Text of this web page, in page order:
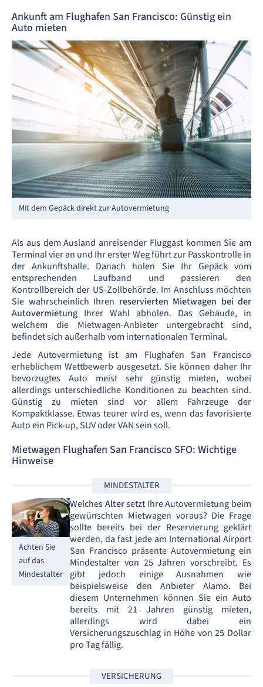
Ankunft am Flughafen San Francisco: Günstig ein
Auto mieten
Mit dem Gepäck direkt zur Autovermietung
Als aus dem Ausland anreisender Fluggast kommen Sie am
Terminal vier an und Ihr erster Weg führt zur Passkontrolle in
der Ankunftshalle. Danach holen Sie Ihr Gepäck vom
entsprechenden Laufband und passieren den
Kontrollbereich der US-Zollbehörde. Im Anschluss möchten
Sie wahrscheinlich Ihren reservierten Mietwagen bei der
Autovermietung Ihrer Wahl abholen. Das Gebäude, in
welchem die Mietwagen-Anbieter untergebracht sind,
befindet sich außerhalb vom internationalen Terminal.
Jede Autovermietung ist am Flughafen San Francisco
erheblichem Wettbewerb ausgesetzt. Sie können daher Ihr
bevorzugtes Auto meist sehr günstig
mieten, wobei
allerdings unterschiedliche Konditionen zu beachten sind.
Günstig zu mieten sind vor allem Fahrzeuge der
Kompaktklasse. Etwas teurer wird es, wenn das favorisierte
Auto ein Pick-up, SUV oder VAN sein soll.
Mietwagen Flughafen San Francisco SFO: Wichtige
Hinweise
MINDESTALTER
Achten Sie
auf das
Mindestalter
WelchesAltersetzt Ihre Autovermietung beim
gewünschten Mietwagen voraus? Die Frage
sollte bereits bei der Reservierung geklärt
werden, da fast jede am International Airport
San Francisco präsente Autovermietung ein
Mindestalter von 25 Jahren vorschreibt. Es
gibt jedoch einige Ausnahmen wie
beispielsweise den Anbieter Alamo. Bei
diesem Unternehmen können Sie ein Auto
bereits mit 21 Jahren günstig mieten,
allerdings wird dabei ein
Versicherungszuschlag in Höhe von 25 Dollar
pro Tag fällig.
VERSICHERUNG